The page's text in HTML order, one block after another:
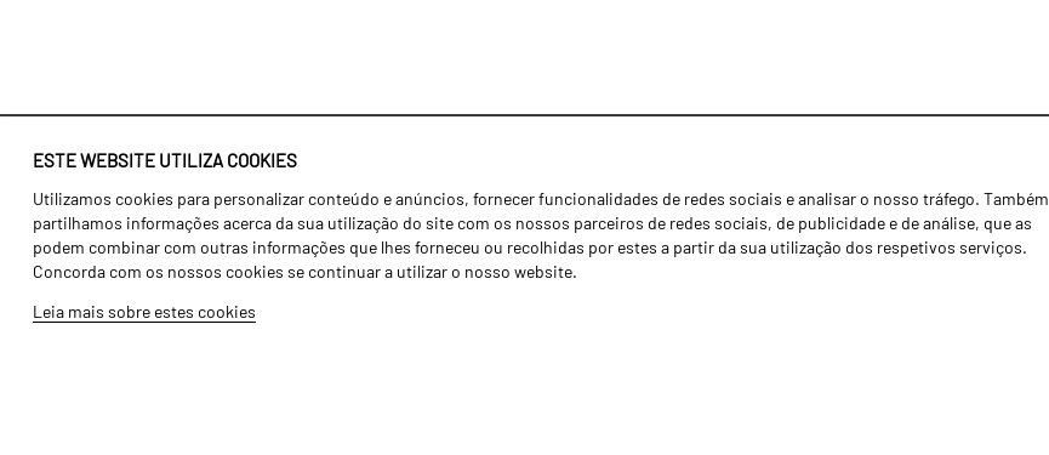
ESTE WEBSITE UTILIZA COOKIES
Utilizamos cookies para personalizar conteúdo e anúncios, fornecer funcionalidades de redes sociais e analisar o nosso tráfego. Também
partilhamos informações acerca da sua utilização do site com os nossos parceiros de redes sociais, de publicidade e de análise, que as
podem combinar com outras informações que lhes forneceu ou recolhidas por estes a partir da sua utilização dos respetivos serviços.
Concorda com os nossos cookies se continuar a utilizar o nosso website.
Leia mais sobre estes cookies
Identidade
História
Fábrica / Produção
Recursos Humanos
Agricultura
Transportes
Gama Floresta
Notícias
Concessionários